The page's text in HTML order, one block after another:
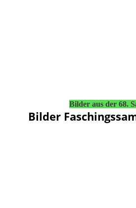
Bilder aus der 68.
Bilder